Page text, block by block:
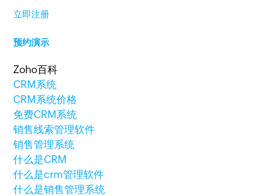
立即注册
预约演示
Zoho百科
CRM系统
CRM系统价格
免费CRM系统
销售线索管理软件
销售管理系统
什么是CRM
什么是crm管理软件
什么是销售管理系统